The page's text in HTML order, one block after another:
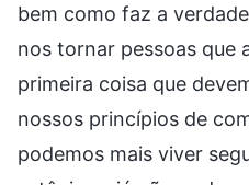
bem como faz a
nos tornar pessoas que
primeira coisa que
nossos princípios de
podemos mais viver